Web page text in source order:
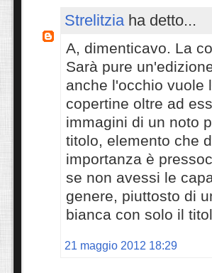
Strelitzia ha detto...
A, dimenticavo. La
Sarà pure
anche l'occhio vuole
copertine oltre ad
immagini di un noto
titolo, elemento che
importanza è
se non avessi le
genere, piuttosto di
bianca con solo il
21 maggio 2012 18:29